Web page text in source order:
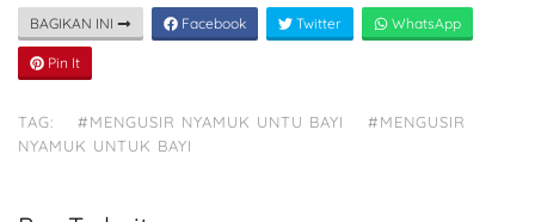
BAGIKAN INI Facebook Twitter WhatsApp
Pin It
TAG: #MENGUSIR NYAMUK UNTU BAYI
#MENGUSIR
NYAMUK UNTUK BAYI